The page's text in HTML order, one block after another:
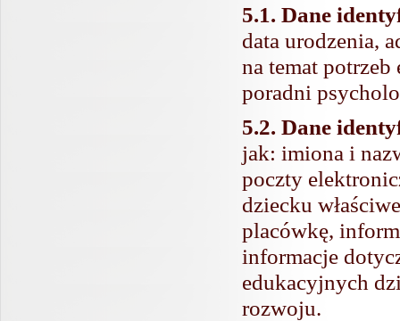
5.1. Dane
data urodzenia,
na temat
poradni
5.2. Dane
jak: imiona i
poczty
dziecku
placówkę,
informacje
edukacyjnych
rozwoju.